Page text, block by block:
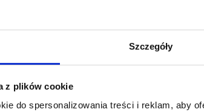
Szczegóły
z plików cookie
do spersonalizowania treści i reklam, aby